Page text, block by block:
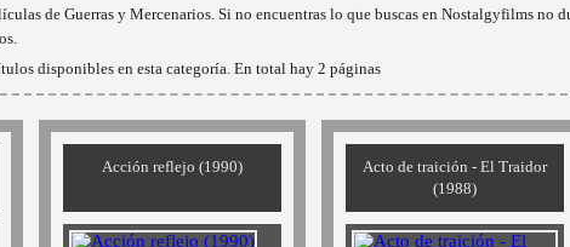
de Guerras y Mercenarios. Si no encuentras lo que buscas en Nostalgyfilms no
disponibles en esta categoría. En total hay 2 páginas
Acción reflejo (1990)
Acto de traición - El Traidor
(1988)